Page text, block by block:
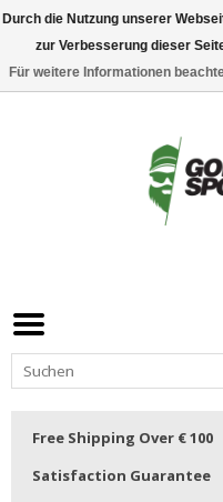
Free Shipping Over € 100
Satisfaction Guarantee
Durch die Nutzung unserer
zur Verbesserung dieser
Für weitere Informationen